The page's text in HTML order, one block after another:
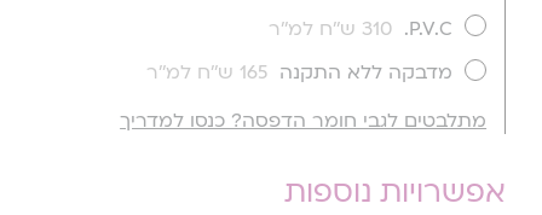
P.V.C.
310 ש''ח למ''ר
מדבקה ללא התקנה 165 ש''ח למ''ר
מתלבטים לגבי חומר הדפסה? כנסו למדריך
אפשרויות נוספות